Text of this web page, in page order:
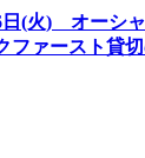
日(火) オーシ
ァースト貸